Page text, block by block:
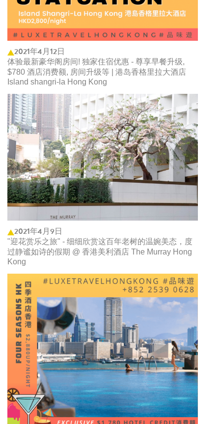
2021年4月12日
体验最新豪华阁房间! 独家住宿优惠 - 尊享早餐升级,
$780 酒店消费额, 房间升级等 | 港岛香格里拉大酒店
Island shangri-la Hong Kong
2021年4月9日
"迎花赏乐之旅" - 细细欣赏这百年老树的温婉美态，度
过静谧如诗的假期 @ 香港美利酒店 The Murray Hong
Kong